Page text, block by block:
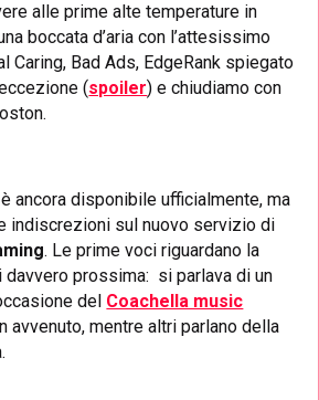
alle prime alte temperature in
boccata d’aria con l’attesissimo
Caring, Bad Ads, EdgeRank spiegato
(spoiler) e chiudiamo con
ancora disponibile ufficialmente, ma
indiscrezioni sul nuovo servizio di
. Le prime voci riguardano la
davvero prossima: si parlava di un
del Coachella music
avvenuto, mentre altri parlano della